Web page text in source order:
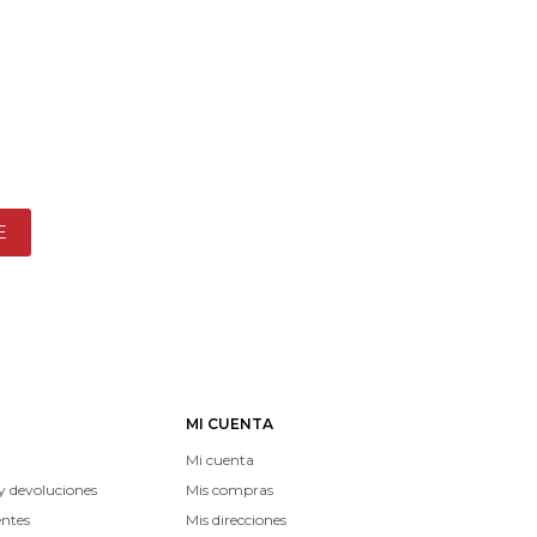
devoluciones
MI CUENTA
Mi cuenta
Mis compras
Mis direcciones